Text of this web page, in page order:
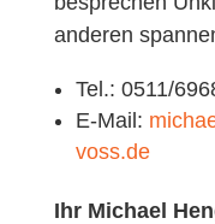
anderen
Tel.: 0511/
E-Mail:
voss.de
Ihr Michael